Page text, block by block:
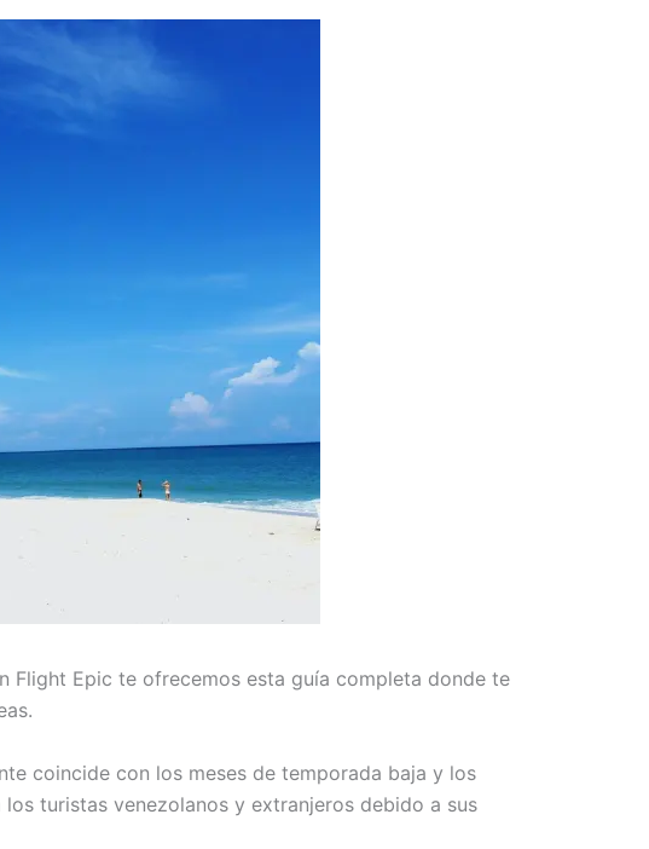
Flight Epic te ofrecemos esta guía completa donde te
coincide con los meses de temporada baja y los
turistas venezolanos y extranjeros debido a sus